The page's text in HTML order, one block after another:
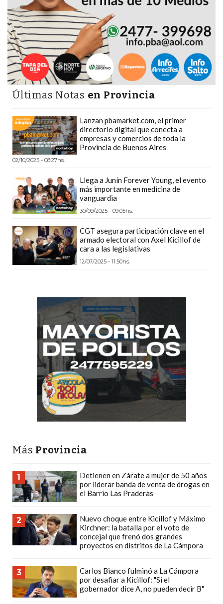
DEPORTIVOS
EN
PERGAMINO:
DÓNDE
COMPRAR
PROTEÍNA,
CREATINA
Y
ENTRENO
CON
ASESORAMIENTO
PROFESIONAL
QUÉ
ES
CHANGUITO.COM.AR
CÓMO
FUNCIONA:
CREAR
PEDIDOS
WHATSAPP
ONLINE
GRATIS
ARGENTINA:
CHANGUITO.COM.AR
PLATAFORMAS
VENTA
POR
WHATSAPP
CÓMO
RECIBIR
PEDIDOS
COMIDA
POR
WHATSAPP:
Últimas Notas en Provincia
Lanzan pbamarket.com, el primer
directorio digital que conecta a
empresas y comercios de toda la
Provincia de Buenos Aires
02/10/2025 - 08:27hs.
Llega a Junín Forever Young, el evento
más importante en medicina de
vanguardia
30/09/2025 - 09:05hs.
CGT asegura participación clave en el
armado electoral con Axel Kicillof de
cara a las legislativas
12/07/2025 - 11:50hs.
Más Provincia
1
Detienen en Zárate a mujer de 50 años
por liderar banda de venta de drogas en
el Barrio Las Praderas
2
Nuevo choque entre Kicillof y Máximo
Kirchner: la batalla por el voto de
concejal que frenó dos grandes
proyectos en distritos de La Cámpora
3
Carlos Bianco fulminó a La Cámpora
por desafiar a Kicillof: "Si el
gobernador dice A, no pueden decir B"